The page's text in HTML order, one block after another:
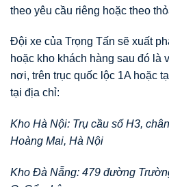
theo yêu cầu riêng hoặc theo
Đội xe của Trọng Tấn sẽ xuất
hoặc kho khách hàng sau đó là
nơi, trên trục quốc lộc 1A hoặc
tại địa chỉ:
Kho Hà Nội: Trụ cầu số H3,
Hoàng Mai, Hà Nội
Kho Đà Nẵng: 479 đường